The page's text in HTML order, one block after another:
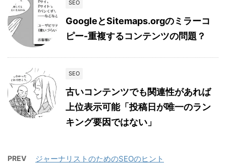
SEO
GoogleとSitemaps.orgのミラーコ
ピー-重複するコンテンツの問題？
SEO
古いコンテンツでも関連性があれば
上位表示可能「投稿日が唯一のラン
キング要因ではない」
PREV ジャーナリストのためのSEOのヒント